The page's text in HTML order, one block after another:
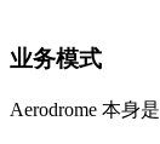
业务模式
Aerodrome 本身